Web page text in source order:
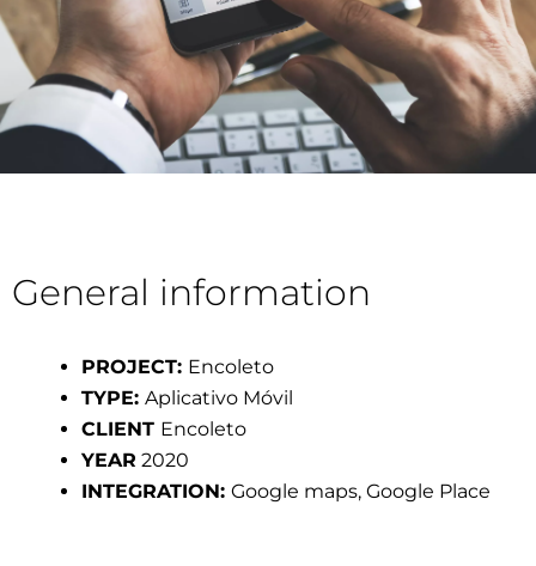
General information
PROJECT: Encoleto
TYPE: Aplicativo Móvil
CLIENT Encoleto
YEAR 2020
INTEGRATION: Google maps, Google Place